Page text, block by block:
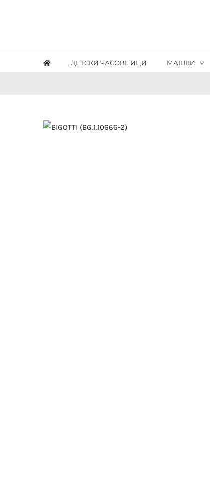
ДЕТСКИ ЧАСОВНИЦИ МАШКИ